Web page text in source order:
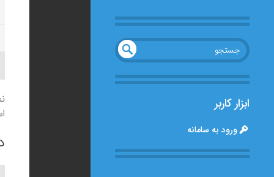
جست
جو
UND
EFIN
ابزار کاربر
ورود به سامانه